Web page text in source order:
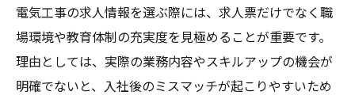
電気工事の求人情報を選ぶ際には、求人票だけでなく職
場環境や教育体制の充実度を見極めることが重要です。
理由としては、実際の業務内容やスキルアップの機会が
明確でないと、入社後のミスマッチが起こりやすいため